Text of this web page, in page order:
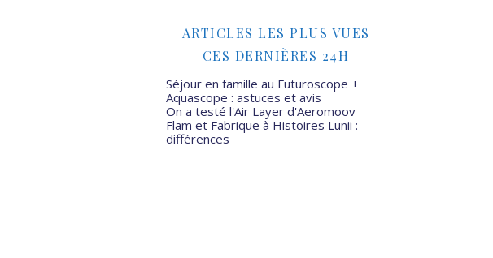
ARTICLES LES PLUS VUES
CES DERNIÈRES 24H
Séjour en famille au Futuroscope +
Aquascope : astuces et avis
On a testé l'Air Layer d'Aeromoov
Flam et Fabrique à Histoires Lunii :
différences